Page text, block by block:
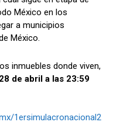
México en los
a municipios
México.
inmuebles donde viven,
28 de abril a las 23:59
1ersimulacronacional2